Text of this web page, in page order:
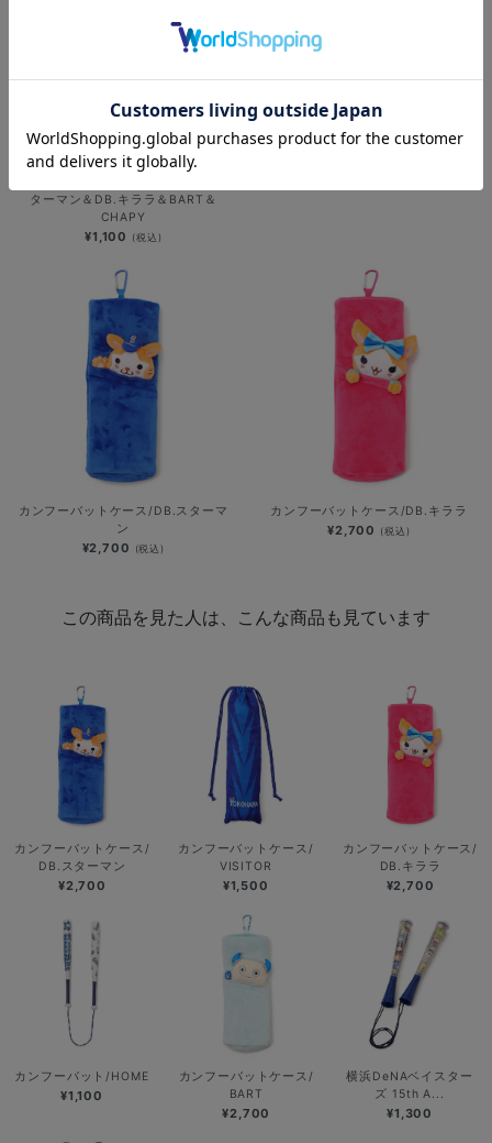
SOLD OUT
横浜DeNAベイスターズ 15th
ターマン＆DB.キララ＆BART＆
CHAPY
¥1,100 (税込)
カンフーバット/DB.スターマン＆DB.
キララ
カンフーバットケース/DB.スターマ
ン
¥2,700 (税込)
カンフーバットケース/DB.キララ
¥2,700 (税込)
この商品を見た人は、こんな商品も見ています
カンフーバットケース/
DB.スターマン
¥2,700
カンフーバットケース/
VISITOR
¥1,500
カンフーバットケース/
DB.キララ
¥2,700
カンフーバット/HOME
¥1,100
カンフーバットケース/
BART
¥2,700
横浜DeNAベイスター
ズ 15th A...
¥1,300